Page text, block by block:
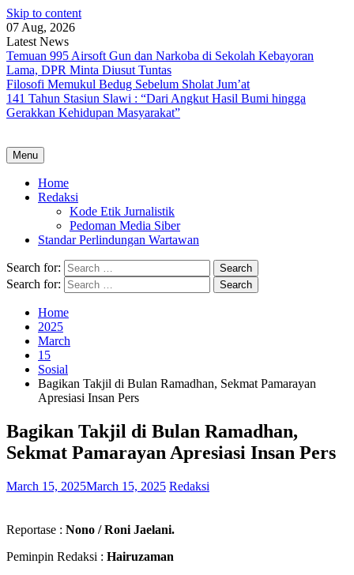
Skip to content
07 Aug, 2026
Latest News
Temuan 995 Airsoft Gun dan Narkoba di Sekolah Kebayoran
Lama, DPR Minta Diusut Tuntas
Filosofi Memukul Bedug Sebelum Sholat Jum’at
141 Tahun Stasiun Slawi : “Dari Angkut Hasil Bumi hingga
Gerakkan Kehidupan Masyarakat”
Menu
Home
Redaksi
Kode Etik Jurnalistik
Pedoman Media Siber
Standar Perlindungan Wartawan
Search for:
Search for:
Home
2025
March
15
Sosial
Bagikan Takjil di Bulan Ramadhan, Sekmat Pamarayan
Apresiasi Insan Pers
Bagikan Takjil di Bulan Ramadhan,
Sekmat Pamarayan Apresiasi Insan Pers
March 15, 2025March 15, 2025 Redaksi
Reportase : Nono / Roni Jaelani.
Peminpin Redaksi : Hairuzaman